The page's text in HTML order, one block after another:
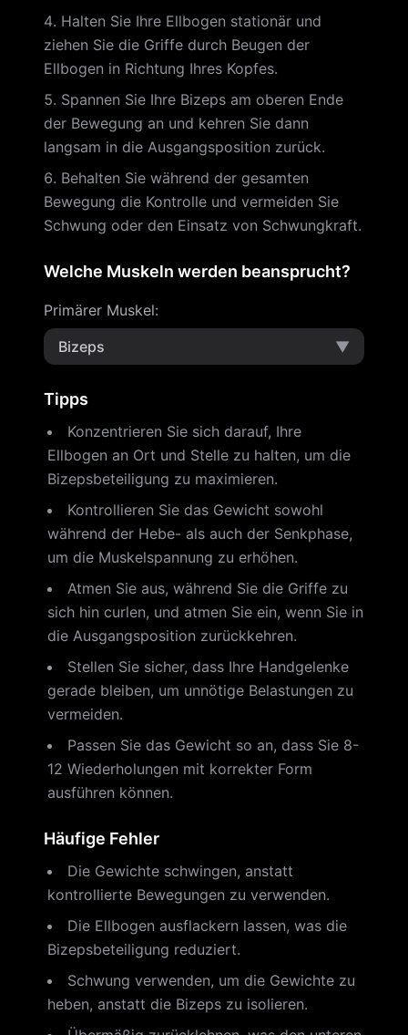
Halten Sie Ihre Ellbogen stationär und
ziehen Sie die Griffe durch Beugen der
Ellbogen in Richtung Ihres Kopfes.
Spannen Sie Ihre Bizeps am oberen Ende
der Bewegung an und kehren Sie dann
langsam in die Ausgangsposition zurück.
Behalten Sie während der gesamten
Bewegung die Kontrolle und vermeiden Sie
Schwung oder den Einsatz von Schwungkraft.
Welche Muskeln werden beansprucht?
Primärer Muskel:
Bizeps
▼
Tipps
Konzentrieren Sie sich darauf, Ihre
Ellbogen an Ort und Stelle zu halten, um die
Bizepsbeteiligung zu maximieren.
Kontrollieren Sie das Gewicht sowohl
während der Hebe- als auch der Senkphase,
um die Muskelspannung zu erhöhen.
Atmen Sie aus, während Sie die Griffe zu
sich hin curlen, und atmen Sie ein, wenn Sie in
die Ausgangsposition zurückkehren.
Stellen Sie sicher, dass Ihre Handgelenke
gerade bleiben, um unnötige Belastungen zu
vermeiden.
Passen Sie das Gewicht so an, dass Sie 8-
12 Wiederholungen mit korrekter Form
ausführen können.
Häufige Fehler
Die Gewichte schwingen, anstatt
kontrollierte Bewegungen zu verwenden.
Die Ellbogen ausflackern lassen, was die
Bizepsbeteiligung reduziert.
Schwung verwenden, um die Gewichte zu
heben, anstatt die Bizeps zu isolieren.